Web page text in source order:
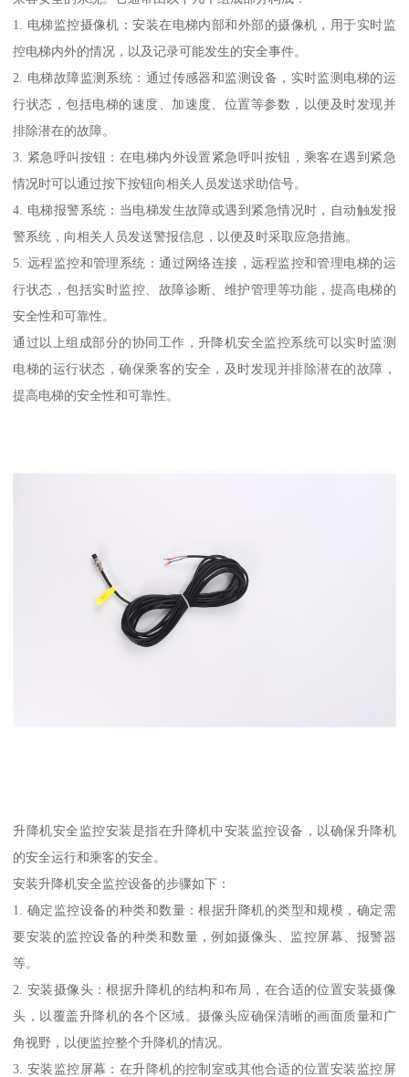
1. 电梯监控摄像机：安装在电梯内部和外部的摄像机，用于实时监
控电梯内外的情况，以及记录可能发生的安全事件。
2. 电梯故障监测系统：通过传感器和监测设备，实时监测电梯的运
行状态，包括电梯的速度、加速度、位置等参数，以便及时发现并
排除潜在的故障。
3. 紧急呼叫按钮：在电梯内外设置紧急呼叫按钮，乘客在遇到紧急
情况时可以通过按下按钮向相关人员发送求助信号。
4. 电梯报警系统：当电梯发生故障或遇到紧急情况时，自动触发报
警系统，向相关人员发送警报信息，以便及时采取应急措施。
5. 远程监控和管理系统：通过网络连接，远程监控和管理电梯的运
行状态，包括实时监控、故障诊断、维护管理等功能，提高电梯的
安全性和可靠性。
通过以上组成部分的协同工作，升降机安全监控系统可以实时监测
电梯的运行状态，确保乘客的安全，及时发现并排除潜在的故障，
提高电梯的安全性和可靠性。
升降机安全监控安装是指在升降机中安装监控设备，以确保升降机
的安全运行和乘客的安全。
安装升降机安全监控设备的步骤如下：
1. 确定监控设备的种类和数量：根据升降机的类型和规模，确定需
要安装的监控设备的种类和数量，例如摄像头、监控屏幕、报警器
等。
2. 安装摄像头：根据升降机的结构和布局，在合适的位置安装摄像
头，以覆盖升降机的各个区域。摄像头应确保清晰的画面质量和广
角视野，以便监控整个升降机的情况。
3. 安装监控屏幕：在升降机的控制室或其他合适的位置安装监控屏